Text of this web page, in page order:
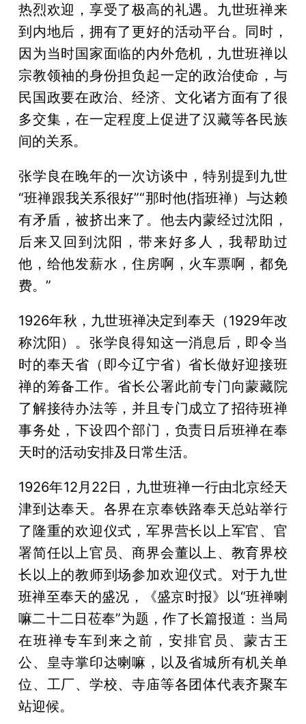
热烈欢迎，享受了极高的礼遇。九世班禅来
到内地后，拥有了更好的活动平台。同时，
因为当时国家面临的内外危机，九世班禅以
宗教领袖的身份担负起一定的政治使命，与
民国政要在政治、经济、文化诸方面有了很
多交集，在一定程度上促进了汉藏等各民族
间的关系。
张学良在晚年的一次访谈中，特别提到九世
“班禅跟我关系很好”“那时他(指班禅）与达赖
有矛盾，被挤出来了。他去内蒙经过沈阳，
后来又回到沈阳，带来好多人，我帮助过
他，给他发薪水，住房啊，火车票啊，都免
费。”
1926年秋，九世班禅决定到奉天（1929年改
称沈阳）。张学良得知这一消息后，即令当
时的奉天省（即今辽宁省）省长做好迎接班
禅的筹备工作。省长公署此前专门向蒙藏院
了解接待办法等，并且专门成立了招待班禅
事务处，下设四个部门，负责日后班禅在奉
天时的活动安排及日常生活。
1926年12月22日，九世班禅一行由北京经天
津到达奉天。各界在京奉铁路奉天总站举行
了隆重的欢迎仪式，军界营长以上军官、官
署简任以上官员、商界会董以上、教育界校
长以上的教师到场参加欢迎仪式。对于九世
班禅至奉天的盛况，《盛京时报》以“班禅喇
嘛二十二日莅奉”为题，作了长篇报道：当局
在班禅专车到来之前，安排官员、蒙古王
公、皇寺掌印达喇嘛，以及省城所有机关单
位、工厂、学校、寺庙等各团体代表齐聚车
站迎候。